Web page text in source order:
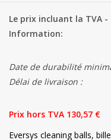
Bonbons de carnaval
Marques
Le prix incluant la TVA -
Information:
Date de durabilité
Délai de livraison :
Prix ​​hors TVA 130,57 €
Eversys cleaning balls,